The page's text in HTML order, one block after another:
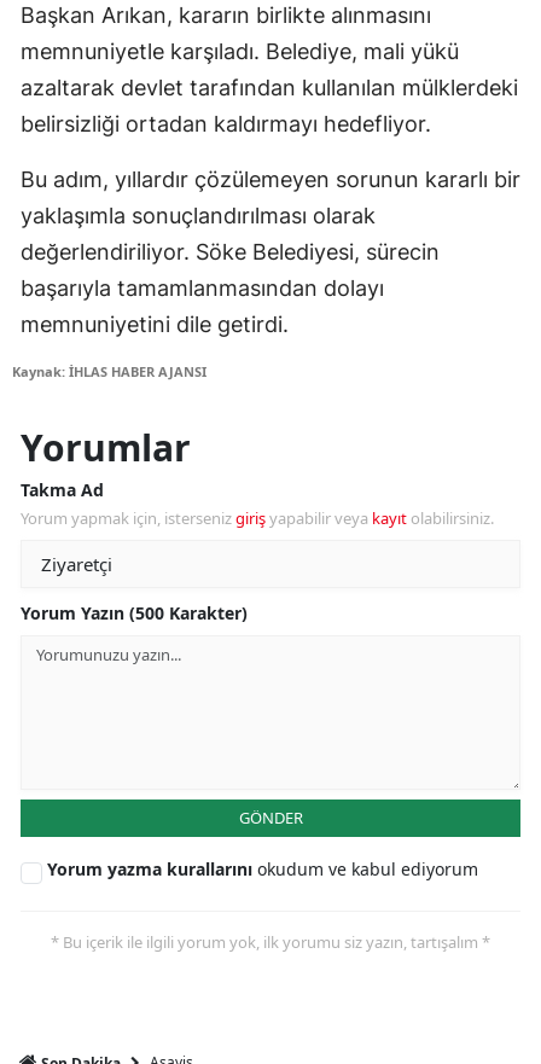
Başkan Arıkan, kararın birlikte alınmasını
memnuniyetle karşıladı. Belediye, mali yükü
azaltarak devlet tarafından kullanılan mülklerdeki
belirsizliği ortadan kaldırmayı hedefliyor.
Bu adım, yıllardır çözülemeyen sorunun kararlı bir
yaklaşımla sonuçlandırılması olarak
değerlendiriliyor. Söke Belediyesi, sürecin
başarıyla tamamlanmasından dolayı
memnuniyetini dile getirdi.
Kaynak: İHLAS HABER AJANSI
Yorumlar
Takma Ad
Yorum yapmak için, istersenizgirişyapabilir veya kayıt olabilirsiniz.
Yorum Yazın (500 Karakter)
GÖNDER
Yorum yazma kurallarını okudum ve kabul ediyorum
* Bu içerik ile ilgili yorum yok, ilk yorumu siz yazın, tartışalım *